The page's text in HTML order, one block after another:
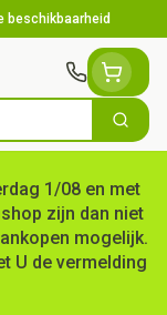
beschikbaarheid
Zoek
1/08 en met
zijn dan niet
mogelijk.
U de vermelding